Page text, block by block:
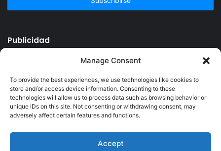
Manage Consent
To provide the best experiences, we use technologies like cookies to
store and/or access device information. Consenting to these
technologies will allow us to process data such as browsing behavior or
unique IDs on this site. Not consenting or withdrawing consent, may
adversely affect certain features and functions.
Accept
Publicidad
© Copyright 2026, Todos los derechos reservados @Crucerum |